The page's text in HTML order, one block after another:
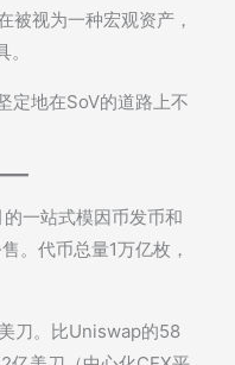
被视为一种宏观资产，
定地在SoV的道路上不
一站式模因币发币和
。代币总量1万亿枚，
刀。比Uniswap的58